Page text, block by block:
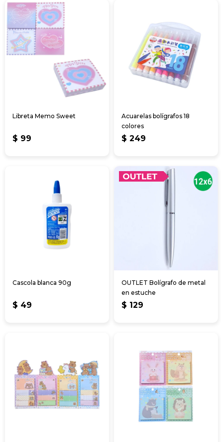
Libreta Memo Sweet
$ 99
Acuarelas bolígrafos 18
colores
$ 249
Cascola blanca 90g
$ 49
OUTLET Bolígrafo de metal
en estuche
$ 129